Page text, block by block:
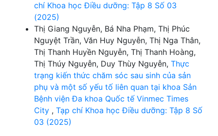
chí Khoa học Điều dưỡng: Tập 8 Số 03
(2025)
Thị Giang Nguyễn, Bá Nha Phạm, Thị Phúc
Nguyệt Trần, Văn Huy Nguyễn, Thị Nga Thân,
Thị Thanh Huyền Nguyễn, Thị Thanh Hoàng,
Thị Thúy Nguyễn, Duy Thùy Nguyễn, Thực
trạng kiến thức chăm sóc sau sinh của sản
phụ và một số yếu tố liên quan tại khoa Sản
Bệnh viện Đa khoa Quốc tế Vinmec Times
City , Tạp chí Khoa học Điều dưỡng: Tập 8 Số
03 (2025)